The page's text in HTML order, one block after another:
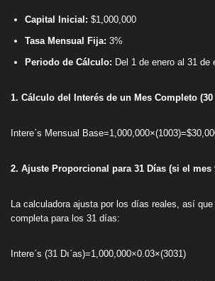
Capital Inicial: $1,000,000
Tasa Mensual Fija: 3%
Periodo de Cálculo: Del 1 de enero al 31 de
1. Cálculo del Interés de un Mes Completo (30
Intereˊs Mensual
2. Ajuste Proporcional para 31 Días (si el mes
La calculadora ajusta por los días reales, así
completa para los 31 días:
Intereˊs (31 Dıˊas)=1,000,000×0.03×(3031​)